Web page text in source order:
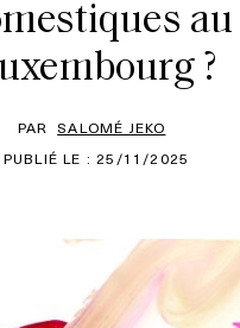
au
?
PAR SALOMÉ JEKO
PUBLIÉ LE : 25/11/2025